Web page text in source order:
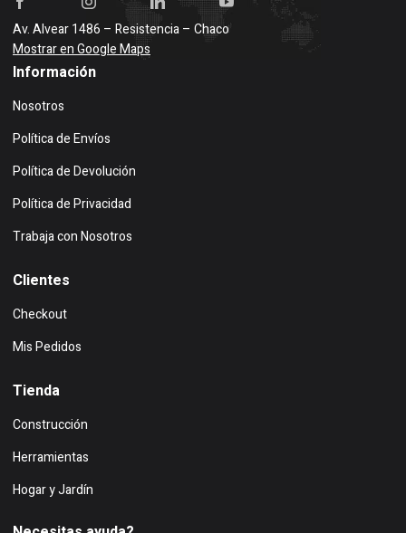
Av. Alvear 1486 – Resistencia – Chaco
Mostrar en Google Maps
Información
Nosotros
Política de Envíos
Política de Devolución
Política de Privacidad
Trabaja con Nosotros
Clientes
Checkout
Mis Pedidos
Tienda
Construcción
Herramientas
Hogar y Jardín